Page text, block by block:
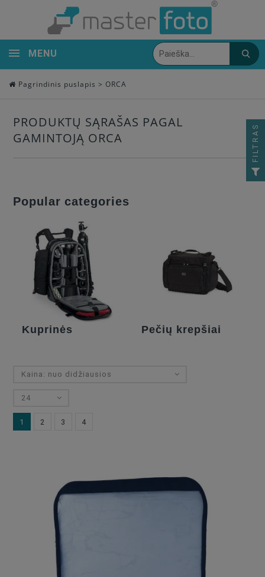
MENU
Pagrindinis puslapis > ORCA
PRODUKTŲ SĄRAŠAS PAGAL
GAMINTOJĄ ORCA
Popular categories
Kuprinės Pečių krepšiai
Kaina: nuo didžiausios
24
1 2 3 4
FILTRAS